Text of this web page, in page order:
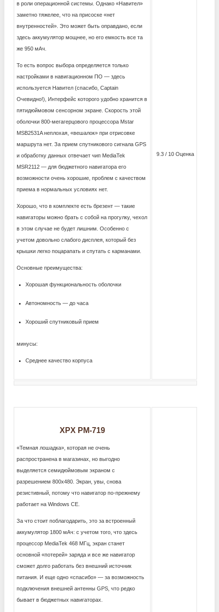
в роли операционной системы. Однако «Навител»
заметно тяжелее, что на присоске «нет
внутренностей». Это может быть оправдано, если
здесь аккумулятор мощнее, но его емкость все та
же 950 мАч.
То есть вопрос выбора определяется только
настройками в навигационном ПО — здесь
используется Навител (спасибо, Captain
Очевидно!), Интерфейс которого удобно хранится в
пятидюймовом сенсорном экране. Скорость этой
оболочки 800-мегагерцового процессора Mstar
MSB2531A неплохая, «вешалок» при отрисовке
маршрута нет. За прием спутникового сигнала GPS
и обработку данных отвечает чип MediaTek
MSR2112 — для бюджетного навигатора его
возможности очень хорошие, проблем с качеством
приема в нормальных условиях нет.
Хорошо, что в комплекте есть брезент — такие
навигаторы можно брать с собой на прогулку, чехол
в этом случае не будет лишним. Особенно с
учетом довольно слабого дисплея, который без
крышки легко поцарапать и спутать с карманами.
Основные преимущества:
Хорошая функциональность оболочки
Автономность — до часа
Хороший спутниковый прием
минусы:
Среднее качество корпуса
9.3 / 10 Оценка
XPX PM-719
«Темная лошадка», которая не очень
распространена в магазинах, но выгодно
выделяется семидюймовым экраном с
разрешением 800х480. Экран, увы, снова
резистивный, потому что навигатор по-прежнему
работает на Windows CE.
За что стоит поблагодарить, это за встроенный
аккумулятор 1800 мАч: с учетом того, что здесь
процессор MediaTek 468 МГц, экран станет
основной «потерей» заряда и все же навигатор
сможет долго работать без внешний источник
питания. И еще одно «спасибо» — за возможность
подключения внешней антенны GPS, что редко
бывает в бюджетных навигаторах.